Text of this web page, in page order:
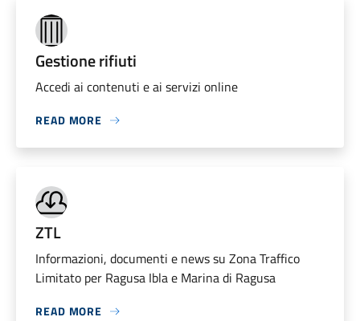
Gestione rifiuti
Accedi ai contenuti e ai servizi online
READ MORE
ZTL
Informazioni, documenti e news su Zona Traffico
Limitato per Ragusa Ibla e Marina di Ragusa
READ MORE